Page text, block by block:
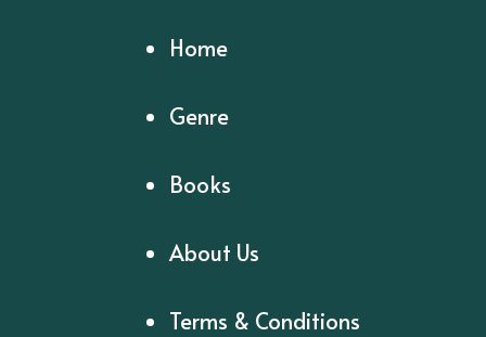
Home
Genre
Books
About Us
Terms & Conditions